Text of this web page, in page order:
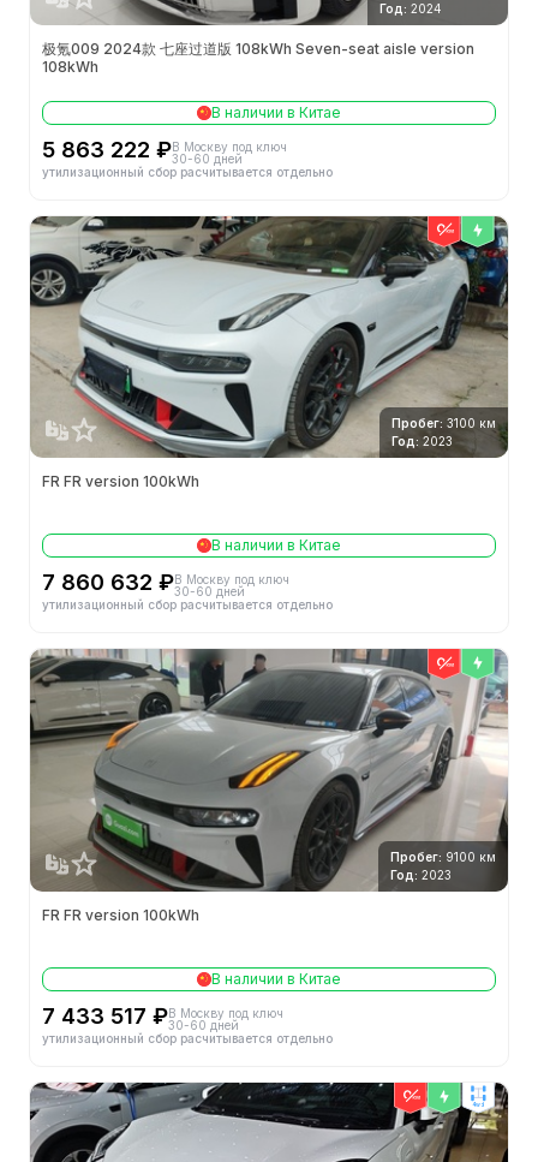
Год: 2024
极氪009 2024款 七座过道版 108kWh Seven-seat aisle version
108kWh
В наличии в Китае
5 863 222 ₽В Москву под ключ
30-60 дней
утилизационный сбор расчитывается отдельно
Пробег: 3100 км
Год: 2023
FR FR version 100kWh
В наличии в Китае
7 860 632 ₽В Москву под ключ
30-60 дней
утилизационный сбор расчитывается отдельно
Пробег: 9100 км
Год: 2023
FR FR version 100kWh
В наличии в Китае
7 433 517 ₽В Москву под ключ
30-60 дней
утилизационный сбор расчитывается отдельно
4wd